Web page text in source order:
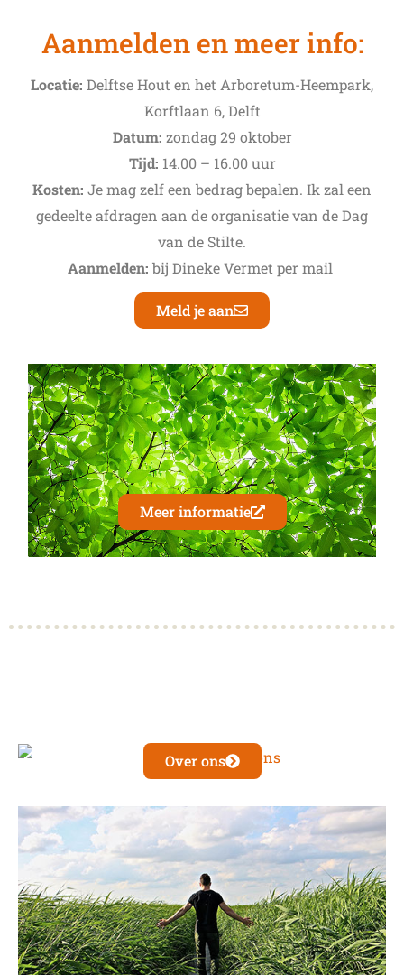
Meer informatie
Aanmelden en meer info:
Locatie: Delftse Hout en het Arboretum-Heempark,
Korftlaan 6, Delft
Datum: zondag 29 oktober
Tijd: 14.00 – 16.00 uur
Kosten: Je mag zelf een bedrag bepalen. Ik zal een
gedeelte afdragen aan de organisatie van de Dag
van de Stilte.
Aanmelden: bij Dineke Vermet per mail
Meld je aan
Over ons